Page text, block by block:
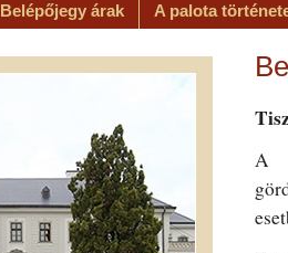
Belépőjegy árak A palota
A